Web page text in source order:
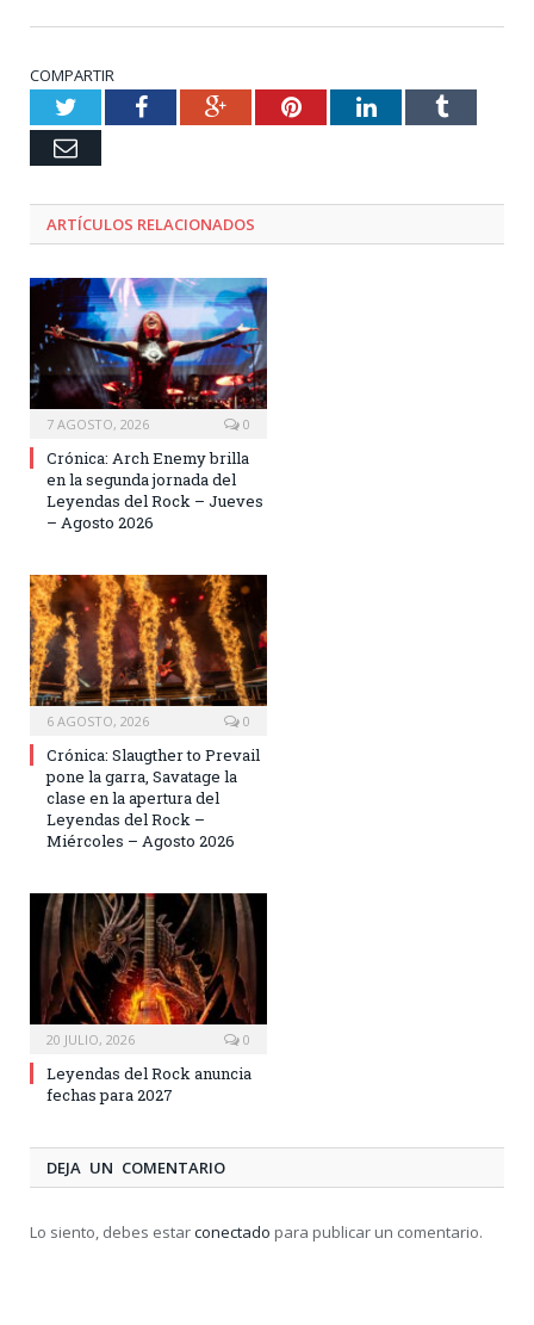
COMPARTIR
TwitterFacebookGoogle+PinterestLinkedInTumblr
Email
ARTÍCULOS RELACIONADOS
7 AGOSTO, 2026 0
Crónica: Arch Enemy brilla
en la segunda jornada del
Leyendas del Rock – Jueves
– Agosto 2026
6 AGOSTO, 2026 0
Crónica: Slaugther to Prevail
pone la garra, Savatage la
clase en la apertura del
Leyendas del Rock –
Miércoles – Agosto 2026
20 JULIO, 2026 0
Leyendas del Rock anuncia
fechas para 2027
DEJA UN COMENTARIO
Lo siento, debes estarconectado para publicar un comentario.